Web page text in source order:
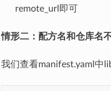
remote_url即可
情形二：配方名和仓库名
我们查看manifest.yaml中